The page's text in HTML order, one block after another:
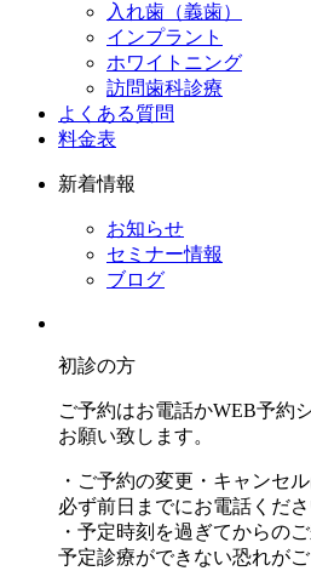
入れ歯（義歯）
インプラント
ホワイトニング
訪問歯科診療
よくある質問
料金表
新着情報
お知らせ
セミナー情報
ブログ
初診の方
ご予約はお電話かWEB予約
お願い致します。
・ご予約の変更・キャンセル
必ず前日までにお電話くださ
・予定時刻を過ぎてからの
予定診療ができない恐れがご